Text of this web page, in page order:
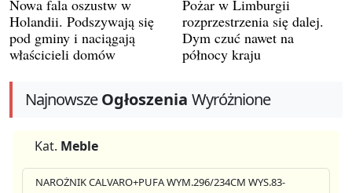
Nowa fala oszustw w
Holandii. Podszywają się
pod gminy i naciągają
właścicieli domów
Pożar w Limburgii
rozprzestrzenia się dalej.
Dym czuć nawet na
północy kraju
NajnowszeOgłoszenia Wyróżnione
Kat. Meble
NAROŻNIK CALVARO+PUFA WYM.296/234CM WYS.83-